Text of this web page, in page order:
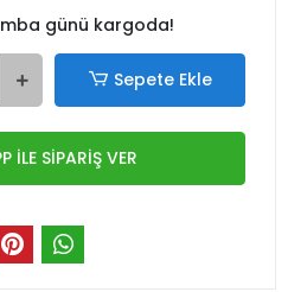
günü kargoda!
Sepete Ekle
İLE SİPARİŞ VER